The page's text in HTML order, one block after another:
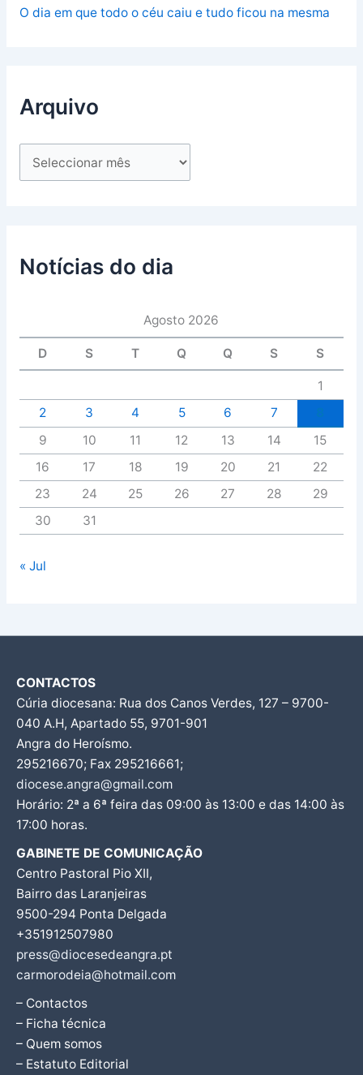
O dia em que todo o céu caiu e tudo ficou na mesma
Arquivo
Notícias do dia
Agosto 2026
D S T Q Q S S
1
2
3 4 5 6 7
9
10 11 12 13 14
15
16
17 18 19 20 21
22
23
24 25 26 27 28
29
30
31
« Jul
CONTACTOS
Cúria diocesana: Rua dos Canos Verdes, 127 – 9700-
040 A.H, Apartado 55, 9701-901
Angra do Heroísmo.
295216670; Fax 295216661;
diocese.angra@gmail.com
Horário: 2ª a 6ª feira das 09:00 às 13:00 e das 14:00 às
17:00 horas.
GABINETE DE COMUNICAÇÃO
Centro Pastoral Pio XII,
Bairro das Laranjeiras
9500-294 Ponta Delgada
+351912507980
press@diocesedeangra.pt
carmorodeia@hotmail.com
– Contactos
– Ficha técnica
– Quem somos
– Estatuto Editorial